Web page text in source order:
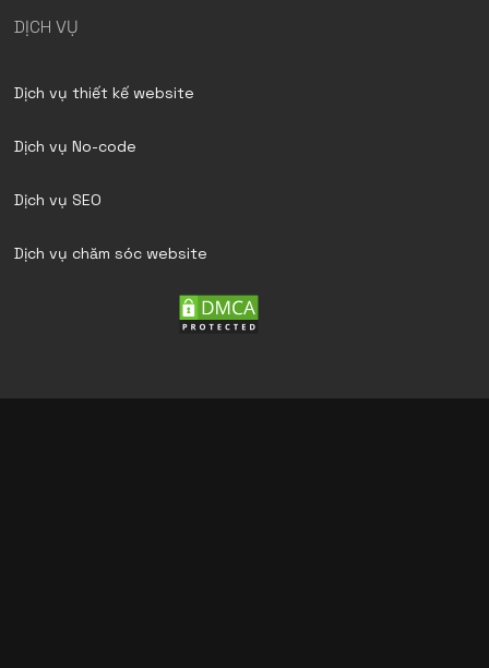
DỊCH VỤ
Dịch vụ thiết kế website
Dịch vụ No-code
Dịch vụ SEO
Dịch vụ chăm sóc website